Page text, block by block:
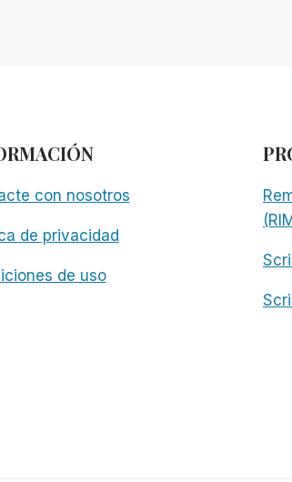
con nosotros
de privacidad
de uso